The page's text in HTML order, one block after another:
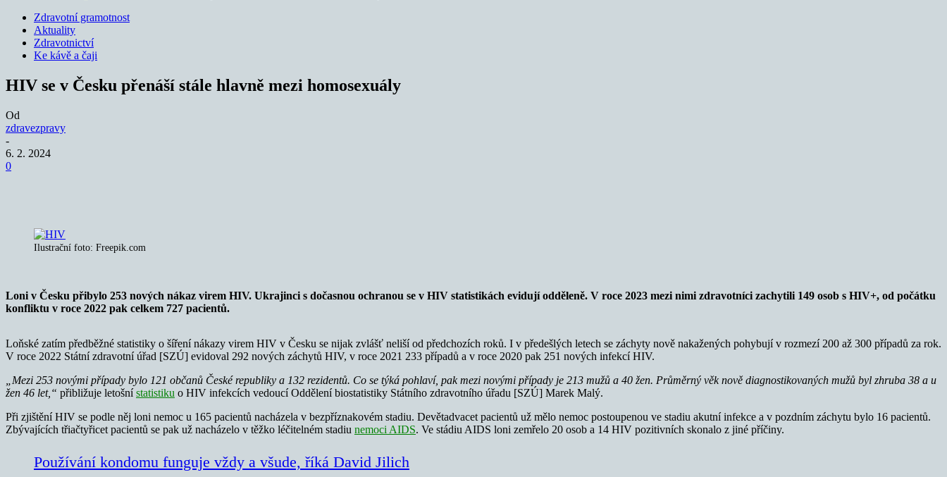
Zdravotní gramotnost
Aktuality
Zdravotnictví
Ke kávě a čaji
HIV se v Česku přenáší stále hlavně mezi homosexuály
Od
zdravezpravy
-
6. 2. 2024
0
Ilustrační foto: Freepik.com
Loni v Česku přibylo 253 nových nákaz virem HIV. Ukrajinci s dočasnou ochranou se v HIV statistikách evidují odděleně. V roce 2023 mezi nimi zdravotníci zachytili 149 osob s HIV+, od počátku
konfliktu v roce 2022 pak celkem 727 pacientů.
Loňské zatím předběžné statistiky o šíření nákazy virem HIV v Česku se nijak zvlášť neliší od předchozích roků. I v předešlých letech se záchyty nově nakažených pohybují v rozmezí 200 až 300 případů za rok.
V roce 2022 Státní zdravotní úřad [SZÚ] evidoval 292 nových záchytů HIV, v roce 2021 233 případů a v roce 2020 pak 251 nových infekcí HIV.
„Mezi 253 novými případy bylo 121 občanů České republiky a 132 rezidentů. Co se týká pohlaví, pak mezi novými případy je 213 mužů a 40 žen. Průměrný věk nově diagnostikovaných mužů byl zhruba 38 a u
žen 46 let,“ přibližuje letošnístatistiku o HIV infekcích vedoucí Oddělení biostatistiky Státního zdravotního úřadu [SZÚ] Marek Malý.
Při zjištění HIV se podle něj loni nemoc u 165 pacientů nacházela v bezpříznakovém stadiu. Devětadvacet pacientů už mělo nemoc postoupenou ve stadiu akutní infekce a v pozdním záchytu bylo 16 pacientů.
Zbývajících třiačtyřicet pacientů se pak už nacházelo v těžko léčitelném stadiu nemoci AIDS. Ve stádiu AIDS loni zemřelo 20 osob a 14 HIV pozitivních skonalo z jiné příčiny.
Používání kondomu funguje vždy a všude, říká David Jilich